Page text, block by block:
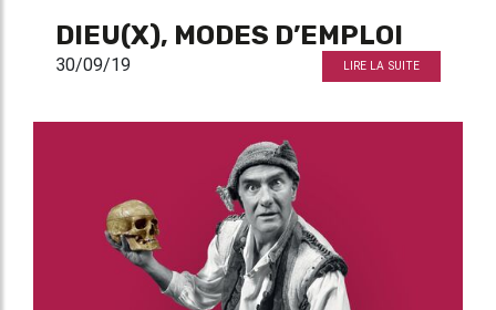
DIEU(X), MODES D’EMPLOI
30/09/19 LIRE LA SUITE